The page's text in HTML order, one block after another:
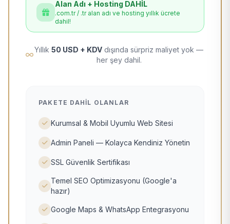
Alan Adı + Hosting DAHİL
.com.tr / .tr alan adı ve hosting yıllık ücrete
dahil!
Yıllık 50 USD + KDV dışında sürpriz maliyet yok —
her şey dahil.
PAKETE DAHIL OLANLAR
Kurumsal & Mobil Uyumlu Web Sitesi
Admin Paneli — Kolayca Kendiniz Yönetin
SSL Güvenlik Sertifikası
Temel SEO Optimizasyonu (Google'a
hazır)
Google Maps & WhatsApp Entegrasyonu